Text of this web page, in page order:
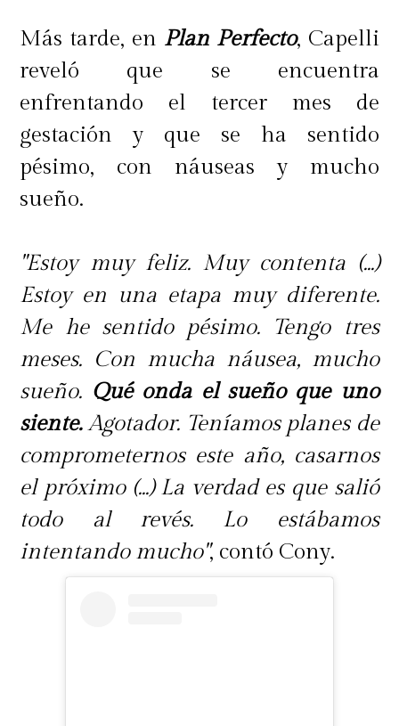
Más tarde, en Plan Perfecto, Capelli
reveló que se encuentra
enfrentando el tercer mes de
gestación y que se ha sentido
pésimo, con náuseas y mucho
sueño.
"Estoy muy feliz. Muy contenta (...)
Estoy en una etapa muy diferente.
Me he sentido pésimo. Tengo tres
meses. Con mucha náusea, mucho
sueño. Qué onda el sueño que uno
siente.Agotador. Teníamos planes de
comprometernos este año, casarnos
el próximo (...) La verdad es que salió
todo al revés. Lo estábamos
intentando mucho", contó Cony.